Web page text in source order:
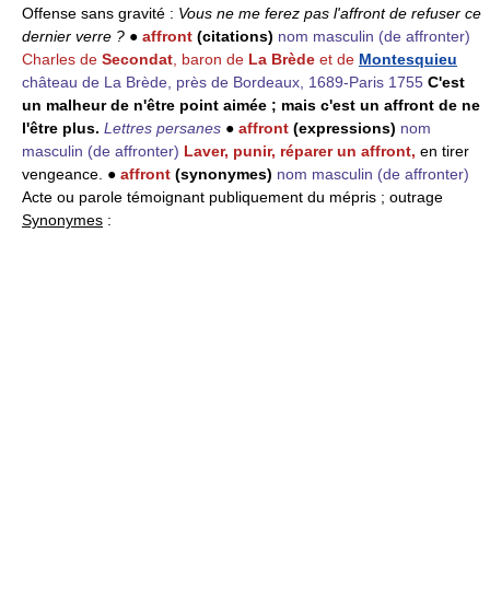
Offense sans gravité : Vous ne me ferez pas l'affront de refuser ce
dernier verre ? ● affront (citations) nom masculin (de affronter)
Charles de Secondat , baron de La Brède et de Montesquieu
château de La Brède, près de Bordeaux, 1689-Paris 1755 C'est
un malheur de n'être point aimée ; mais c'est un affront de ne
l'être plus. Lettres persanes ● affront (expressions) nom
masculin (de affronter) Laver, punir, réparer un affront, en tirer
vengeance. ● affront (synonymes) nom masculin (de affronter)
Acte ou parole témoignant publiquement du mépris ; outrage
Synonymes :